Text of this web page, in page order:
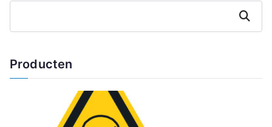
Zoeken
Producten